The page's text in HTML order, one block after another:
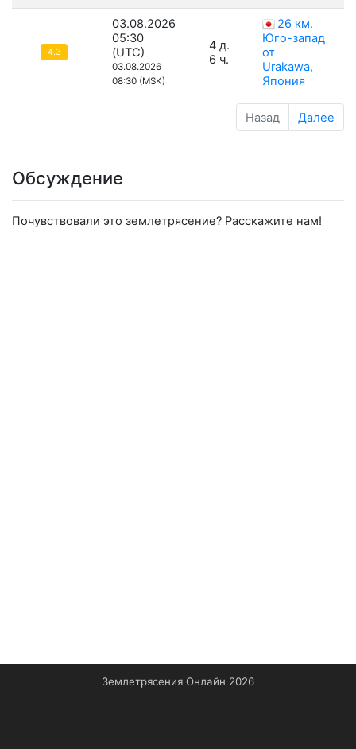
4.3
03.08.2026
05:30
(UTC)
03.08.2026
08:30 (MSK)
4 д.
6 ч.
26 км.
Юго-запад
от
Urakawa,
Япония
Назад Далее
Обсуждение
Почувствовали это землетрясение? Расскажите нам!
Землетрясения Онлайн 2026